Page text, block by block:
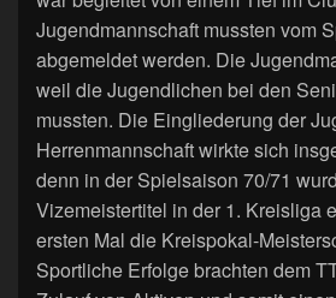
Jugendmannschaft mussten vom
abgemeldet werden. Die
weil die Jugendlichen bei den
mussten. Die Eingliederung der
Herrenmannschaft wirkte sich
denn in der Spielsaison 70/71
Vizemeistertitel in der 1. Kreisliga
ersten Mal die Kreispokal-
Sportliche Erfolge brachten dem